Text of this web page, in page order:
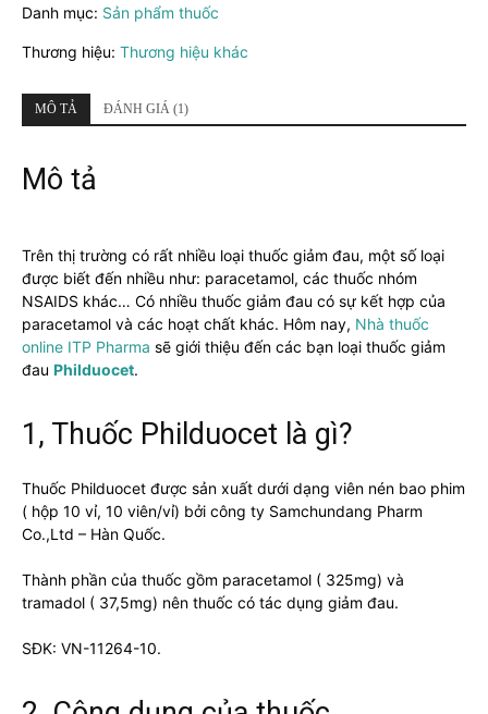
Thuốc
đau
chấn
thương
đau
số
lượng
Danh mục: Sản phẩm thuốc
Thương hiệu: Thương hiệu khác
MÔ TẢ ĐÁNH GIÁ (1)
Mô tả
Trên thị trường có rất nhiều loại thuốc giảm đau, một số loại
được biết đến nhiều như: paracetamol, các thuốc nhóm
NSAIDS khác… Có nhiều thuốc giảm đau có sự kết hợp của
paracetamol và các hoạt chất khác. Hôm nay, Nhà thuốc
online ITP Pharma sẽ giới thiệu đến các bạn loại thuốc giảm
đau Philduocet.
1, Thuốc Philduocet là gì?
Thuốc Philduocet được sản xuất dưới dạng viên nén bao phim
( hộp 10 vỉ, 10 viên/vỉ) bởi công ty Samchundang Pharm
Co.,Ltd – Hàn Quốc.
Thành phần của thuốc gồm paracetamol ( 325mg) và
tramadol ( 37,5mg) nên thuốc có tác dụng giảm đau.
SĐK: VN-11264-10.